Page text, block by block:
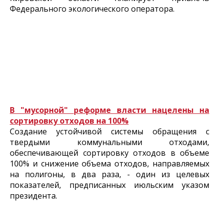
Федерального экологического оператора.
В "мусорной" реформе власти нацелены на
сортировку отходов на 100%
Создание устойчивой системы обращения с
твердыми коммунальными отходами,
обеспечивающей сортировку отходов в объеме
100% и снижение объема отходов, направляемых
на полигоны, в два раза, - один из целевых
показателей, предписанных июльским указом
президента.